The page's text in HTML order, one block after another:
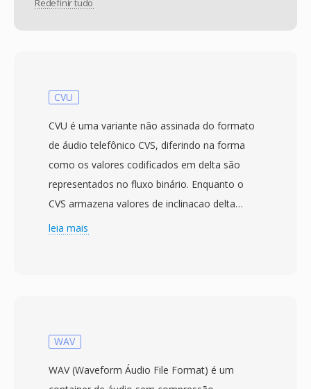
Redefinir tudo
CVU
CVU é uma variante não assinada do formato
de áudio telefônico CVS, diferindo na forma
como os valores codificados em delta são
representados no fluxo binário. Enquanto o
CVS armazena valores de inclinacao delta
como quantidades assinadas, o CVU os trata
varia de acordo com padrões recentes de bits
tipicamente 16 kbps para voz de banda estreita
leia mais
WAV
WAV (Waveform Áudio File Format) é um